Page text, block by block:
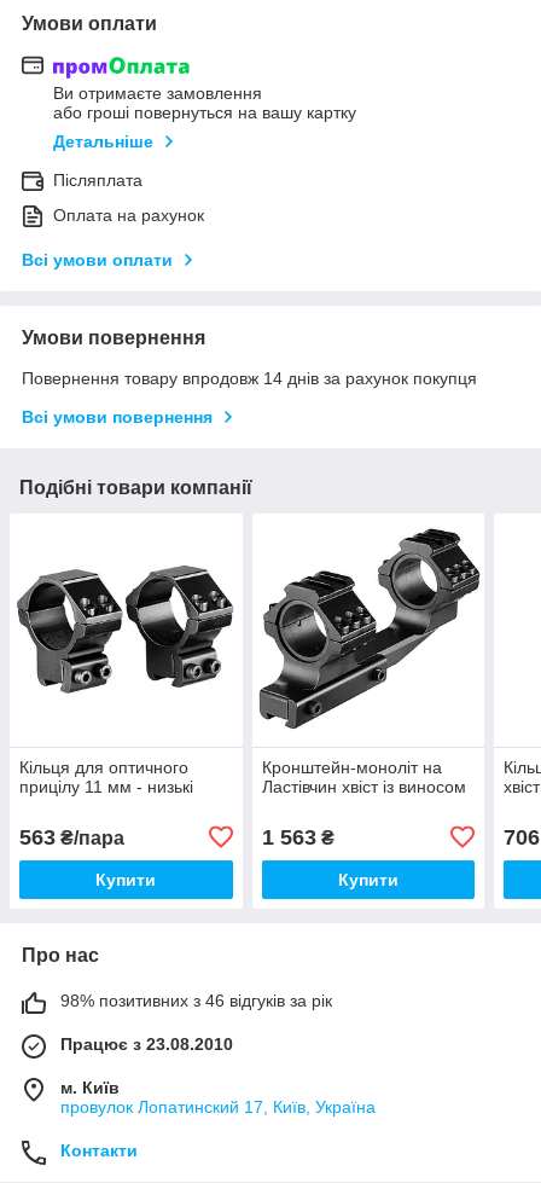
Умови оплати
Ви отримаєте замовлення
або гроші повернуться на вашу картку
Детальніше
Післяплата
Оплата на рахунок
Всі умови оплати
Умови повернення
Повернення товару впродовж 14 днів за рахунок покупця
Всі умови повернення
Подібні товари компанії
Кільця для оптичного
прицілу 11 мм - низькі
563 ₴/пара
Купити
Кронштейн-моноліт на
Ластівчин хвіст із виносом
1 563₴
Купити
хвіст
706
Про нас
98% позитивних з 46 відгуків за рік
Працює з 23.08.2010
м. Київ
провулок Лопатинский 17, Київ, Україна
Контакти